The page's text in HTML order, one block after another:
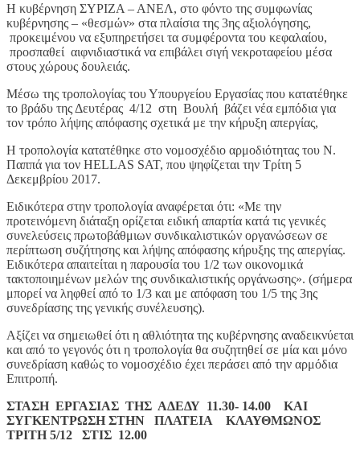
Η κυβέρνηση ΣΥΡΙΖΑ – ΑΝΕΛ, στο φόντο της συμφωνίας
κυβέρνησης – «θεσμών» στα πλαίσια της 3ης αξιολόγησης,
προκειμένου να εξυπηρετήσει τα συμφέροντα του κεφαλαίου,
προσπαθεί αιφνιδιαστικά να επιβάλει σιγή νεκροταφείου μέσα
στους χώρους δουλειάς.
Μέσω της τροπολογίας του Υπουργείου Εργασίας που κατατέθηκε
το βράδυ της Δευτέρας 4/12 στη Βουλή βάζει νέα εμπόδια για
τον τρόπο λήψης απόφασης σχετικά με την κήρυξη απεργίας,
Η τροπολογία κατατέθηκε στο νομοσχέδιο αρμοδιότητας του Ν.
Παππά για τον HELLAS SAT, που ψηφίζεται την Τρίτη 5
Δεκεμβρίου 2017.
Ειδικότερα στην τροπολογία αναφέρεται ότι: «Με την
προτεινόμενη διάταξη ορίζεται ειδική απαρτία κατά τις γενικές
συνελεύσεις πρωτοβάθμιων συνδικαλιστικών οργανώσεων σε
περίπτωση συζήτησης και λήψης απόφασης κήρυξης της απεργίας.
Ειδικότερα απαιτείται η παρουσία του 1/2 των οικονομικά
τακτοποιημένων μελών της συνδικαλιστικής οργάνωσης». (σήμερα
μπορεί να ληφθεί από το 1/3 και με απόφαση του 1/5 της 3ης
συνεδρίασης της γενικής συνέλευσης).
Αξίζει να σημειωθεί ότι η αθλιότητα της κυβέρνησης αναδεικνύεται
και από το γεγονός ότι η τροπολογία θα συζητηθεί σε μία και μόνο
συνεδρίαση καθώς το νομοσχέδιο έχει περάσει από την αρμόδια
Επιτροπή.
ΣΤΑΣΗ ΕΡΓΑΣΙΑΣ ΤΗΣ ΑΔΕΔΥ 11.30- 14.00 ΚΑΙ
ΣΥΓΚΕΝΤΡΩΣΗ ΣΤΗΝ ΠΛΑΤΕΙΑ ΚΛΑΥΘΜΩΝΟΣ
ΤΡΙΤΗ 5/12 ΣΤΙΣ 12.00